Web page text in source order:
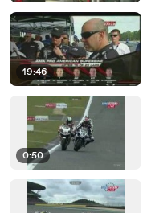
19:46
0:50